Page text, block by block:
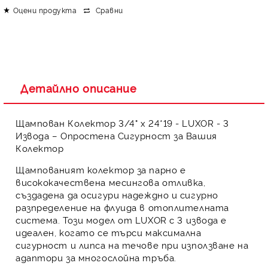
Оцени продукта Сравни
Детайлно описание
Щампован Колектор 3/4" х 24*19 - LUXOR - 3
Извода – Опростена Сигурност за Вашия
Колектор
Щампованият колектор за парно е
висококачествена месингова отливка
създадена да осигури надеждно и сигурно
разпределение на флуида в отоплителната
система. Този модел от LUXOR с3 извода е
идеален, когато се търси максимална
сигурност и липса на течове при използване на
адаптори за многослойна тръба